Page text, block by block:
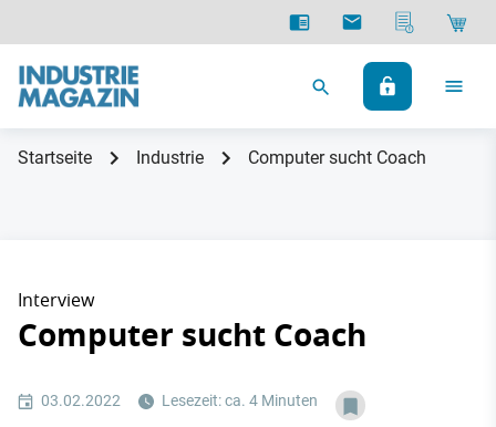
Startseite Industrie Computer sucht Coach
Interview
Computer sucht Coach
03.02.2022 Lesezeit: ca. 4 Minuten